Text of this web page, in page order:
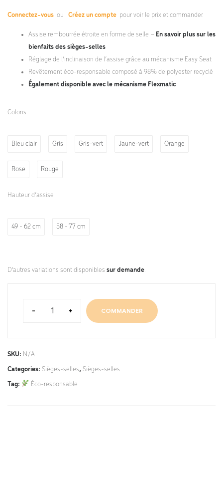
Connectez-vous ou Créez un compte pour voir le prix et commander.
Assise rembourrée étroite en forme de selle – En savoir plus sur les
bienfaits des sièges-selles
Réglage de l’inclinaison de l’assise grâce au mécanisme Easy Seat
Revêtement éco-responsable composé à 98% de polyester recyclé
Également disponible avec le mécanisme Flexmatic
Coloris
Bleu clair Gris Gris-vert Jaune-vert Orange
Rose Rouge
Hauteur d’assise
49 - 62 cm 58 - 77 cm
D'autres variations sont disponibles sur demande.
- + COMMANDER
SKU: N/A
Categories: Sièges-selles, Sièges-selles
Tag:
Éco-responsable